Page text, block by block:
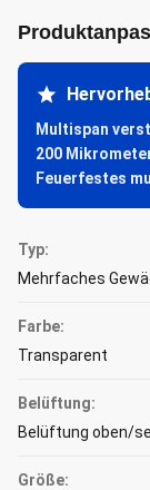
Multispan
200
Feuerfestes
Typ:
Mehrfaches
Farbe:
Transparent
Belüftung:
Belüftung oben/
Größe: